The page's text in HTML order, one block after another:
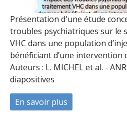
Présentation d'une étude
troubles psychiatriques sur le
VHC dans une population
bénéficiant d’une intervention
Auteurs : L. MICHEL et al. -
diapositives
En savoir plus